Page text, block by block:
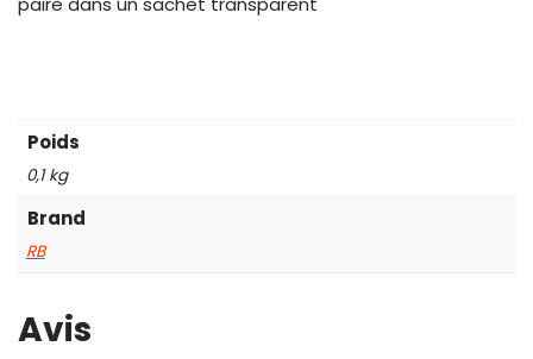
Poids
0,1 kg
Brand
RB
Avis